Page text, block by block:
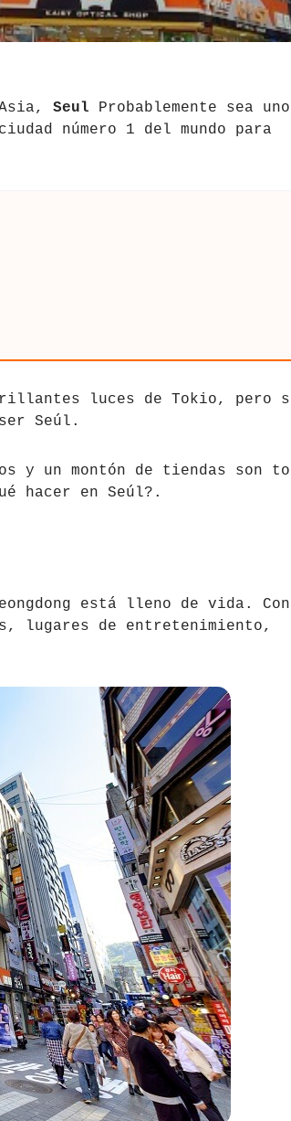
Seul Probablemente sea
número 1 del mundo para
luces de Tokio, pero
Seúl.
un montón de tiendas son
hacer en Seúl?.
está lleno de vida. Con
lugares de entretenimiento,